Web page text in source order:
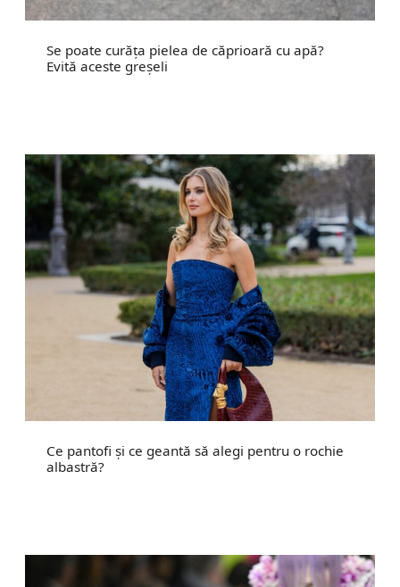
Se poate curăța pielea de căprioară cu apă?
Evită aceste greșeli
Ce pantofi și ce geantă să alegi pentru o rochie
albastră?